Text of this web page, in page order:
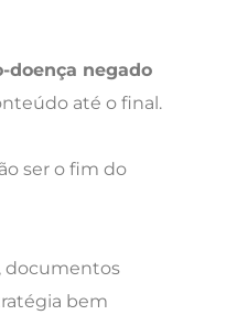
doença negado
até o final.
ser o fim do
documentos
bem